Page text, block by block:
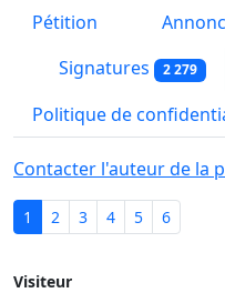
Pétition
Signatures 2 279
Politique de
Contacter l'auteur de la
1 2 3 4 5 6
Visiteur